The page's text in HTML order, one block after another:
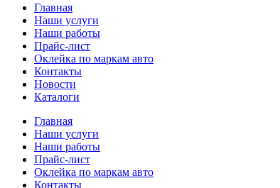
Главная
Наши услуги
Наши работы
Прайс-лист
Оклейка по маркам авто
Контакты
Новости
Каталоги
Главная
Наши услуги
Наши работы
Прайс-лист
Оклейка по маркам авто
Контакты